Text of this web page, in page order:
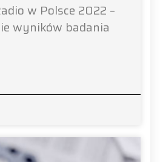
w Polsce 2022 –
wyników badania